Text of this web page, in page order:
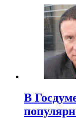
В